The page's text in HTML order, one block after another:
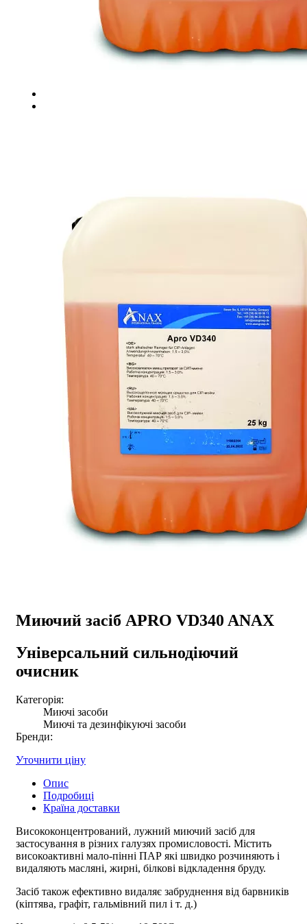
Миючий засіб APRO VD340 ANAX
Універсальний сильнодіючий
очисник
Категорія:
Миючі засоби
Миючі та дезинфікуючі засоби
Бренди:
Уточнити ціну
Опис
Подробиці
Країна доставки
Висококонцентрований, лужний миючий засіб для
застосування в різних галузях промисловості. Містить
високоактивні мало-пінні ПАР які швидко розчиняють і
видаляють масляні, жирні, білкові відкладення бруду.
Засіб також ефективно видаляє забруднення від барвників
(кіптява, графіт, гальмівний пил і т. д.)